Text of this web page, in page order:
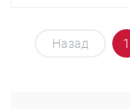
Назад 1